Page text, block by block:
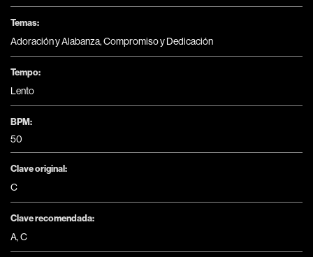
Temas:
Adoración y Alabanza,Compromiso y Dedicación
Tempo:
Lento
BPM:
50
Clave original:
C
Clave recomendada:
A,C